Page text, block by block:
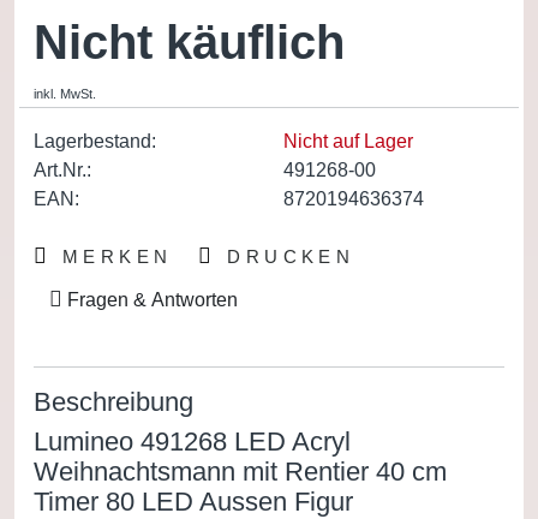
Nicht käuflich
inkl. MwSt.
Lagerbestand:
Nicht auf Lager
Art.Nr.:
491268-00
EAN:
8720194636374
MERKEN DRUCKEN
Fragen & Antworten
Beschreibung
Lumineo 491268 LED Acryl
Weihnachtsmann mit Rentier 40 cm
Timer 80 LED Aussen Figur